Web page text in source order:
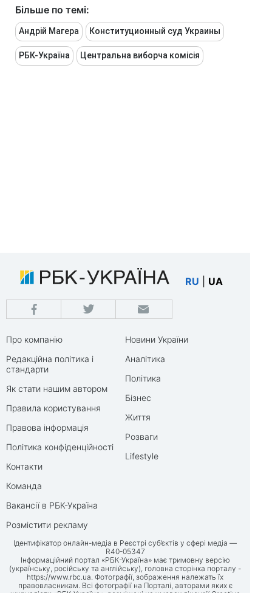
Більше по темі:
Андрій Магера Конституционный суд Украины
РБК-Україна Центральна виборча комісія
RU UA
Про компанію
Редакційна політика і
стандарти
Як стати нашим автором
Правила користування
Правова інформація
Політика конфіденційності
Контакти
Команда
Вакансії в РБК-Україна
Розмістити рекламу
Новини України
Аналітика
Політика
Бізнес
Життя
Розваги
Lifestyle
Ідентифікатор онлайн-медіа в Реєстрі суб’єктів у сфері медіа —
R40-05347
Інформаційний портал «РБК-Україна» має тримовну версію
(українську, російську та англійську), головна сторінка порталу -
https://www.rbc.ua. Фотографії, зображення належать їх
правовласникам. Всі фотографії на Порталі, авторами яких є